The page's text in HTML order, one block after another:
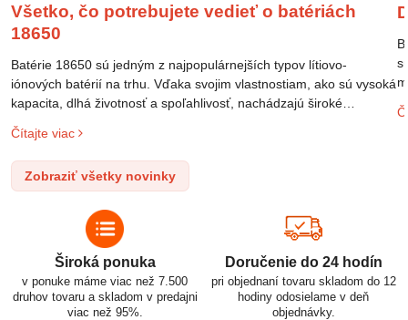
Všetko, čo potrebujete vedieť o batériách
18650
Batérie 18650 sú jedným z najpopulárnejších typov lítiovo-
iónových batérií na trhu. Vďaka svojim vlastnostiam, ako sú vysoká
kapacita, dlhá životnosť a spoľahlivosť, nachádzajú široké
po elektrické vozidlá. Pochopenie ich delenia, označovania a
správneho používania je kľúčom k ich efektívnemu a bezpečnému
využitiu.
Čítajte viac
Zobraziť všetky novinky
Široká ponuka
v ponuke máme viac než 7.500
druhov tovaru a skladom v predajni
viac než 95%.
Doručenie do 24 hodín
pri objednaní tovaru skladom do 12
hodiny odosielame v deň
objednávky.